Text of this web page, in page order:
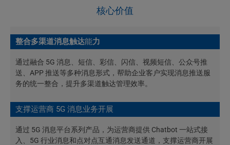
核心价值
整合多渠道消息触达能力
通过融合 5G 消息、短信、彩信、闪信、视频短信、公众号推
送、APP 推送等多种消息形式，帮助企业客户实现消息推送服
务的统一整合，提升多渠道触达管理效率。
支撑运营商 5G 消息业务开展
通过 5G 消息平台系列产品，为运营商提供 Chatbot 一站式接
入、5G 行业消息和点对点互通消息发送通道，支撑运营商开展